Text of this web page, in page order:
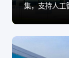
集，支持人工